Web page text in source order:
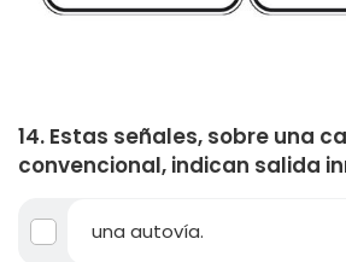
14. Estas señales, sobre una
convencional, indican salida
una autovía.